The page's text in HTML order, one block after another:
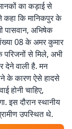
का कड़ाई से
कहा कि मानिकपुर के
पासवान, अभिषेक
08 के अमर कुमार
परिजनों से मिले, अभी
देने वाली है. मन
के कारण ऐसे हादसे
होनी चाहिए,
इस दौरान स्थानीय
उपस्थित थे.